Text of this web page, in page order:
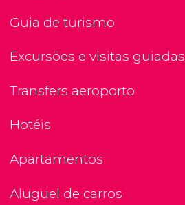
Guia de turismo
Excursões e visitas guiadas
Transfers aeroporto
Hotéis
Apartamentos
Aluguel de carros